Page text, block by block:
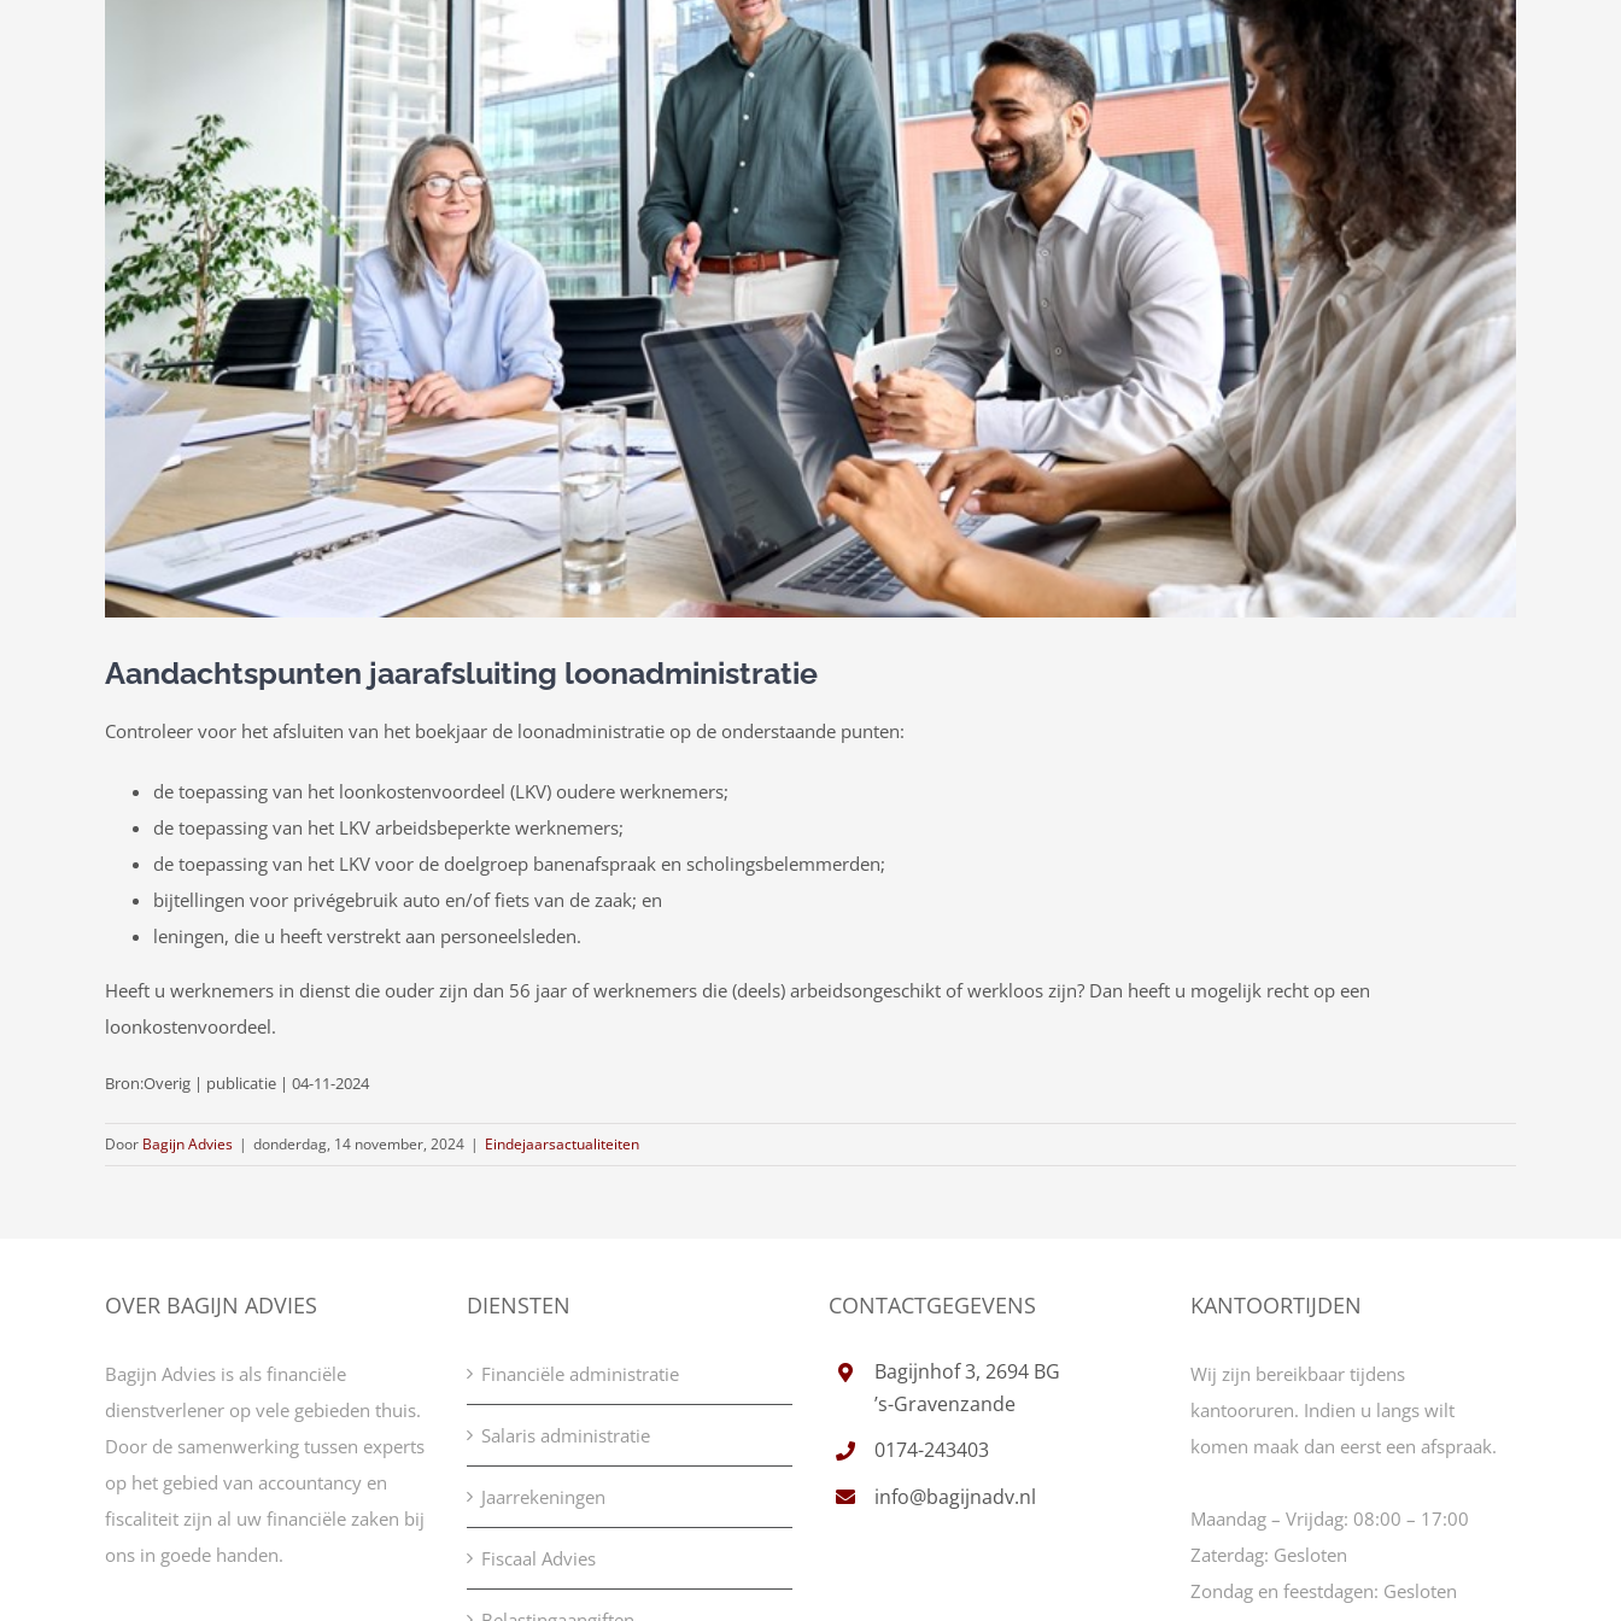
Aandachtspunten jaarafsluiting loonadministratie
Controleer voor het afsluiten van het boekjaar de loonadministratie op de onderstaande punten:
de toepassing van het loonkostenvoordeel (LKV) oudere werknemers;
de toepassing van het LKV arbeidsbeperkte werknemers;
de toepassing van het LKV voor de doelgroep banenafspraak en scholingsbelemmerden;
bijtellingen voor privégebruik auto en/of fiets van de zaak; en
leningen, die u heeft verstrekt aan personeelsleden.
Heeft u werknemers in dienst die ouder zijn dan 56 jaar of werknemers die (deels) arbeidsongeschikt of werkloos zijn? Dan heeft u mogelijk recht op een
loonkostenvoordeel.
Bron:Overig | publicatie | 04-11-2024
Door Bagijn Advies | donderdag, 14 november, 2024 | Eindejaarsactualiteiten
OVER BAGIJN ADVIES
Bagijn Advies is als financiële
dienstverlener op vele gebieden thuis.
Door de samenwerking tussen experts
op het gebied van accountancy en
fiscaliteit zijn al uw financiële zaken bij
ons in goede handen.
DIENSTEN
Financiële administratie
Salaris administratie
Jaarrekeningen
Fiscaal Advies
CONTACTGEGEVENS
Bagijnhof 3, 2694 BG
’s-Gravenzande
0174-243403
info@bagijnadv.nl
KANTOORTIJDEN
Wij zijn bereikbaar tijdens
kantooruren. Indien u langs wilt
komen maak dan eerst een afspraak.
Maandag – Vrijdag: 08:00 – 17:00
Zaterdag: Gesloten
Zondag en feestdagen: Gesloten